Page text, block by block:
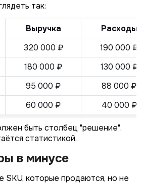
так:
Выручка
Расходы
320 000 ₽
190 000 ₽
180 000 ₽
130 000 ₽
95 000 ₽
88 000 ₽
60 000 ₽ 40 000 ₽
быть столбец "решение".
статистикой.
в минусе
SKU, которые продаются, но не